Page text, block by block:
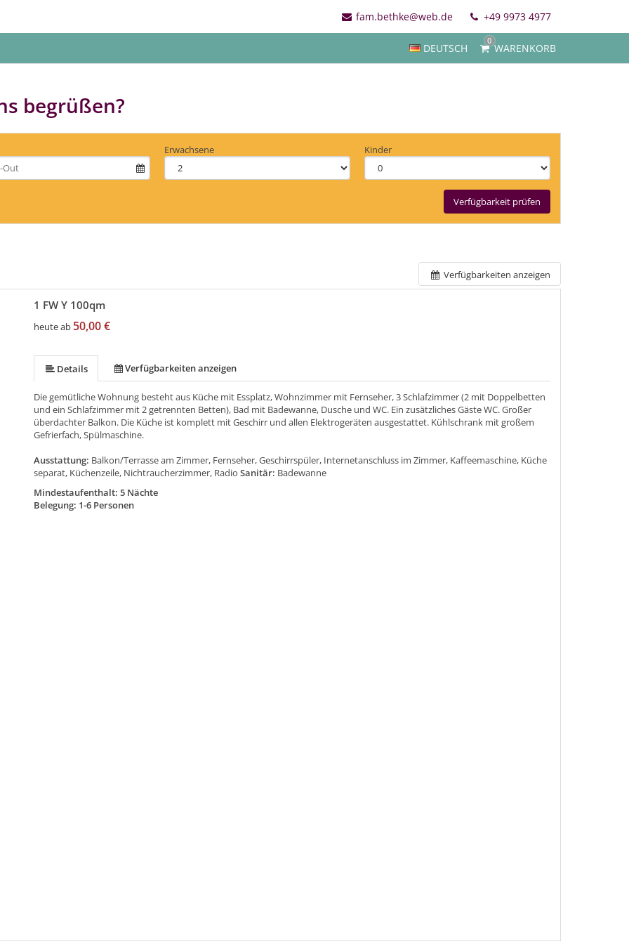
fam.bethke@web.de +49 9973 4977
DEUTSCH
0
WARENKORB
begrüßen?
Erwachsene Kinder
Verfügbarkeit prüfen
Verfügbarkeiten anzeigen
1 FW Y 100qm
heute ab 50,00 €
Details Verfügbarkeiten anzeigen
Die gemütliche Wohnung besteht aus Küche mit Essplatz, Wohnzimmer mit Fernseher, 3 Schlafzimmer (2 mit Doppelbetten
und ein Schlafzimmer mit 2 getrennten Betten), Bad mit Badewanne, Dusche und WC. Ein zusätzliches Gäste WC. Großer
überdachter Balkon. Die Küche ist komplett mit Geschirr und allen Elektrogeräten ausgestattet. Kühlschrank mit großem
Gefrierfach, Spülmaschine.
Ausstattung: Balkon/Terrasse am Zimmer, Fernseher, Geschirrspüler, Internetanschluss im Zimmer, Kaffeemaschine, Küche
separat, Küchenzeile, Nichtraucherzimmer, Radio Sanitär: Badewanne
Mindestaufenthalt: 5 Nächte
Belegung: 1-6 Personen